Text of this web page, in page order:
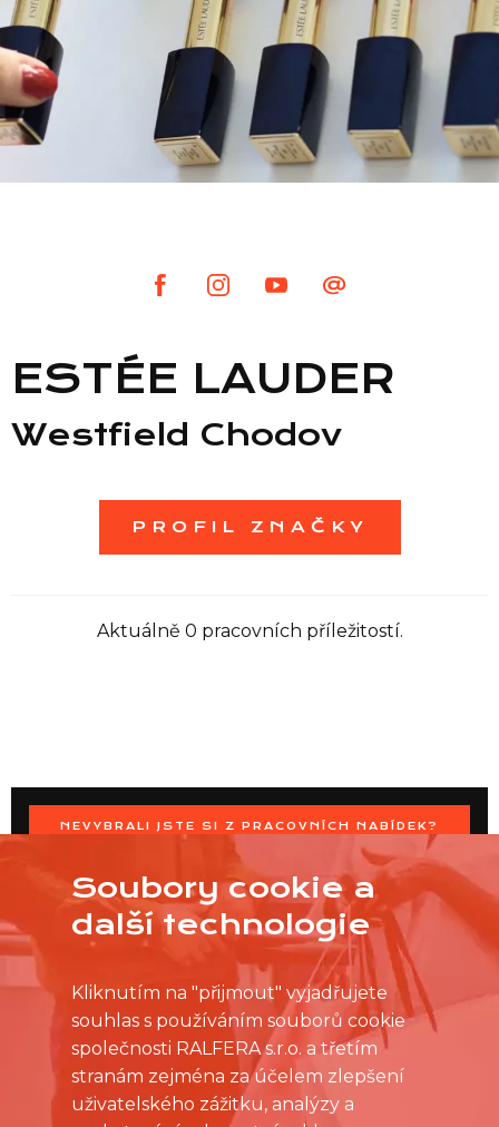
Seznam NC
ESTÉE LAUDER
Westfield Chodov
PROFIL ZNAČKY
Aktuálně 0 pracovních příležitostí.
NEVYBRALI JSTE SI Z PRACOVNÍCH NABÍDEK?
OSLOVTE PRODEJNU PŘÍMO S VAŠIMI ČASOVÝMI
MOŽNOSTMI
Soubory cookie a
další technologie
Kliknutím na "přijmout" vyjadřujete
souhlas s používáním souborů cookie
společnosti RALFERA s.r.o. a třetím
stranám zejména za účelem zlepšení
uživatelského zážitku, analýzy a